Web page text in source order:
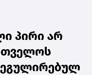
პირი არ